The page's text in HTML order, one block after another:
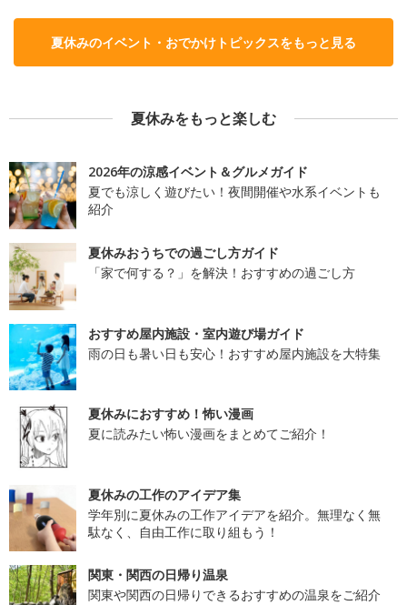
夏休みのイベント・おでかけトピックスをもっと見る
夏休みをもっと楽しむ
2026年の涼感イベント＆グルメガイド
夏でも涼しく遊びたい！夜間開催や水系イベントも
紹介
夏休みおうちでの過ごし方ガイド
「家で何する？」を解決！おすすめの過ごし方
おすすめ屋内施設・室内遊び場ガイド
雨の日も暑い日も安心！おすすめ屋内施設を大特集
夏休みにおすすめ！怖い漫画
夏に読みたい怖い漫画をまとめてご紹介！
夏休みの工作のアイデア集
学年別に夏休みの工作アイデアを紹介。無理なく無
駄なく、自由工作に取り組もう！
関東・関西の日帰り温泉
関東や関西の日帰りできるおすすめの温泉をご紹介